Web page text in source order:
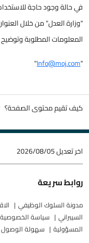
في حالة وجود حاجة
"وزارة العدل" من خلال
المعلومات المطلوبة
"
Info@moj.com
"
كيف تقيم محتوى الصفحة؟
اخر تعديل2026/08/05
روابط سريعة
مدونة السلوك الوظيفي
السيبراني
سياسة الخصوصية
المسؤولية
سهولة الوصول